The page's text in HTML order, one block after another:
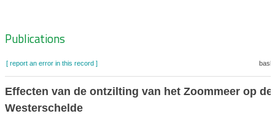
Zoeknavigatie
Publications
[ report an error in this record ]
Effecten van de ontzilting van het Zoommeer op de
Westerschelde